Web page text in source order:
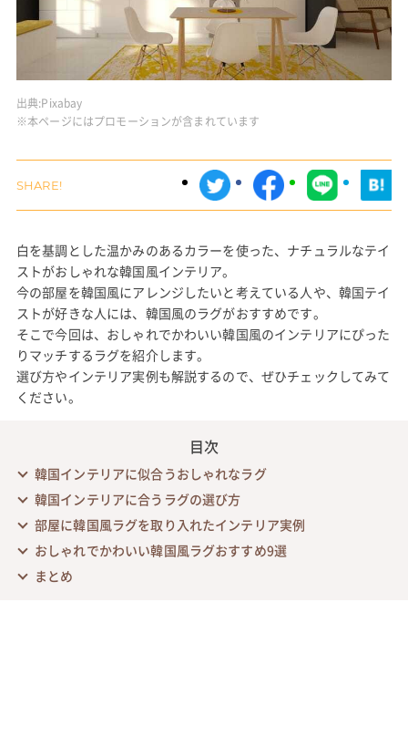
出典:Pixabay
※本ページにはプロモーションが含まれています
白を基調とした温かみのあるカラーを使った、ナチュラルなテイ
ストがおしゃれな韓国風インテリア。
今の部屋を韓国風にアレンジしたいと考えている人や、韓国テイ
ストが好きな人には、韓国風のラグがおすすめです。
そこで今回は、おしゃれでかわいい韓国風のインテリアにぴった
りマッチするラグを紹介します。
選び方やインテリア実例も解説するので、ぜひチェックしてみて
ください。
目次
韓国インテリアに似合うおしゃれなラグ
韓国インテリアに合うラグの選び方
部屋に韓国風ラグを取り入れたインテリア実例
おしゃれでかわいい韓国風ラグおすすめ9選
まとめ